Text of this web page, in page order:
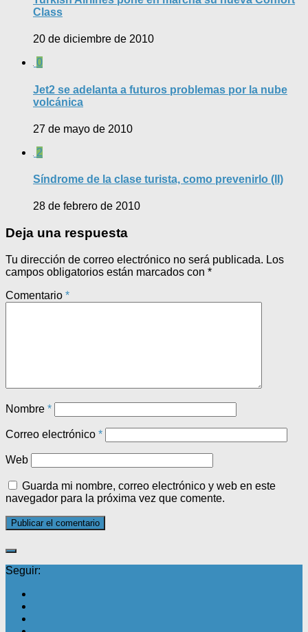
Class
20 de diciembre de 2010
0
Jet2 se adelanta a futuros problemas por la nube
volcánica
27 de mayo de 2010
2
Síndrome de la clase turista, como prevenirlo (II)
28 de febrero de 2010
Deja una respuesta
Tu dirección de correo electrónico no será publicada. Los
campos obligatorios están marcados con *
Comentario *
Nombre *
Correo electrónico *
Web
Guarda mi nombre, correo electrónico y web en este
navegador para la próxima vez que comente.
Seguir: